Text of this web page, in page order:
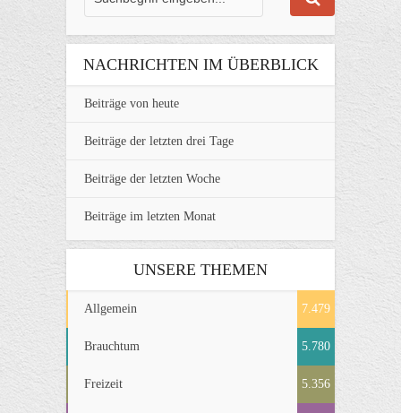
NACHRICHTEN IM ÜBERBLICK
Beiträge von heute
Beiträge der letzten drei Tage
Beiträge der letzten Woche
Beiträge im letzten Monat
UNSERE THEMEN
Allgemein 7.479
Brauchtum 5.780
Freizeit 5.356